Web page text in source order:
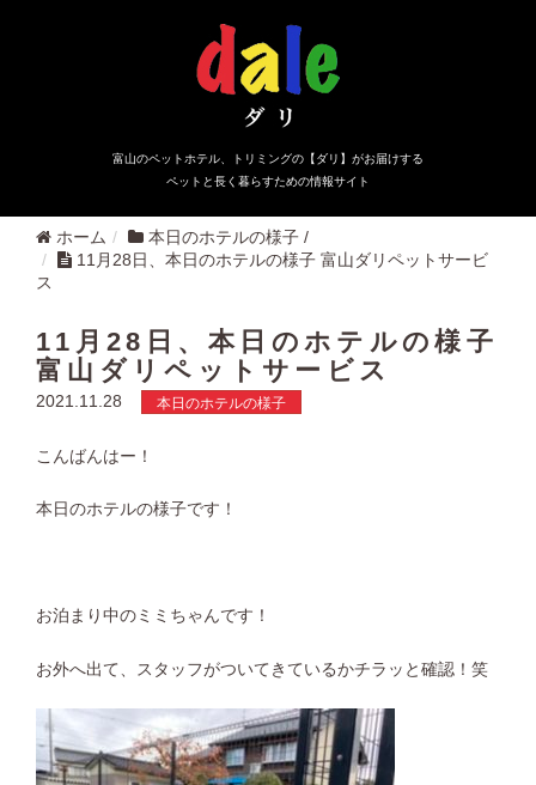
富山のペットホテル、トリミングの【ダリ】がお届けする
ペットと長く暮らすための情報サイト
ホーム 本日のホテルの様子 /
11月28日、本日のホテルの様子 富山ダリペットサービ
ス
11月28日、本日のホテルの様子
富山ダリペットサービス
2021.11.28 本日のホテルの様子
こんばんはー！
本日のホテルの様子です！
お泊まり中のミミちゃんです！
お外へ出て、スタッフがついてきているかチラッと確認！笑